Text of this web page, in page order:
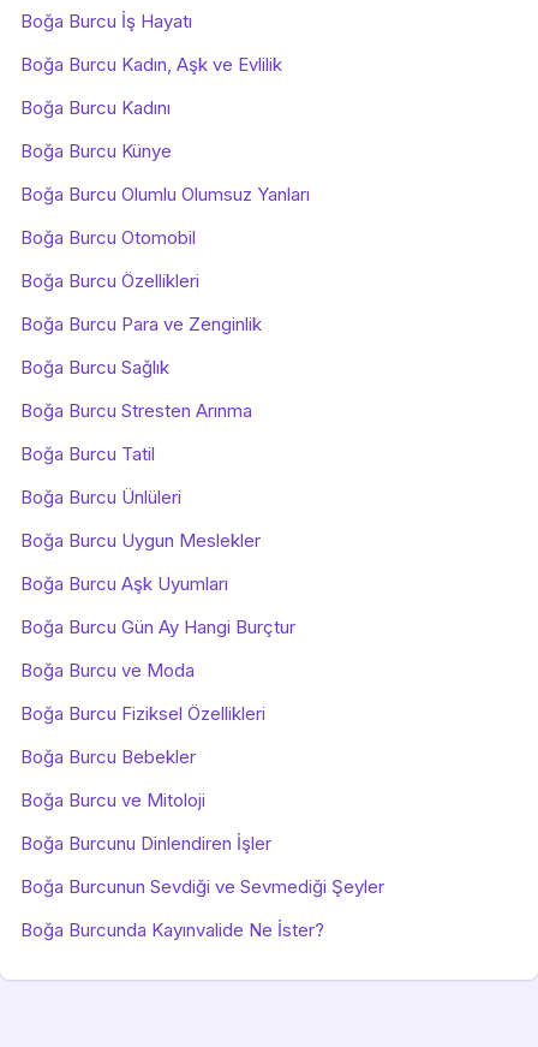
Boğa Burcu İş Hayatı
Boğa Burcu Kadın, Aşk ve Evlilik
Boğa Burcu Kadını
Boğa Burcu Künye
Boğa Burcu Olumlu Olumsuz Yanları
Boğa Burcu Otomobil
Boğa Burcu Özellikleri
Boğa Burcu Para ve Zenginlik
Boğa Burcu Sağlık
Boğa Burcu Stresten Arınma
Boğa Burcu Tatil
Boğa Burcu Ünlüleri
Boğa Burcu Uygun Meslekler
Boğa Burcu Aşk Uyumları
Boğa Burcu Gün Ay Hangi Burçtur
Boğa Burcu ve Moda
Boğa Burcu Fiziksel Özellikleri
Boğa Burcu Bebekler
Boğa Burcu ve Mitoloji
Boğa Burcunu Dinlendiren İşler
Boğa Burcunun Sevdiği ve Sevmediği Şeyler
Boğa Burcunda Kayınvalide Ne İster?